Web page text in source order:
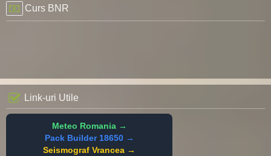
Curs BNR
Link-uri Utile
Meteo Romania →
Pack Builder 18650 →
Seismograf Vrancea →